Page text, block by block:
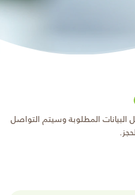
المطلوبة وسيتم التواصل